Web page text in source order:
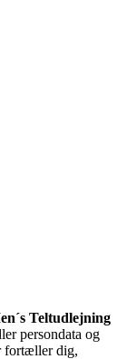
Teltudlejning
persondata og
fortæller dig,